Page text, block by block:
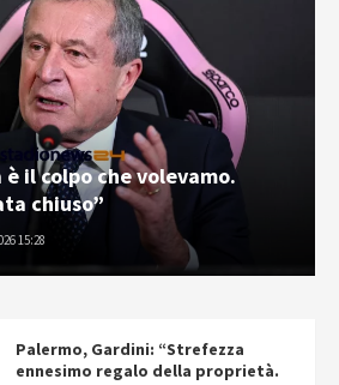
il colpo che volevamo.
chiuso”
15:28
Palermo, Gardini: “Strefezza
ennesimo regalo della proprietà.